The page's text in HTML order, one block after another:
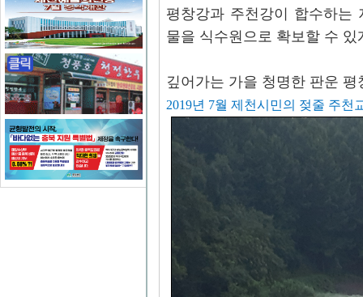
평창강과 주천강이 합수하는
물을 식수원으로 확보할 수 있
깊어가는 가을 청명한 판운
2019년 7월 제천시민의 젖줄 주천